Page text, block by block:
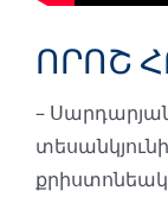
ՈՐՈՇ
–